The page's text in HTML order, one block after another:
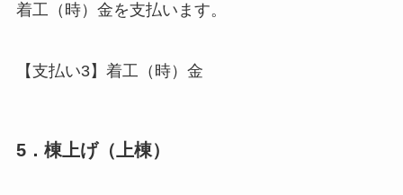
着工（時）金を支払います。
【支払い3】着工（時）金
5．棟上げ（上棟）